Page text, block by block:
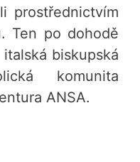
prostřednictvím
Ten po dohodě
biskupská
komunita
ANSA.